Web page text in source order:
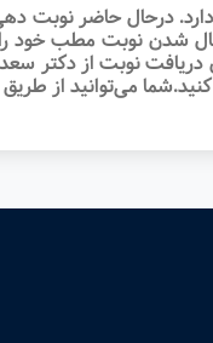
درحال حاضر نوبت‌ دهی
شدن نوبت مطب خود
نوبت از دکتر
می‌توانید از